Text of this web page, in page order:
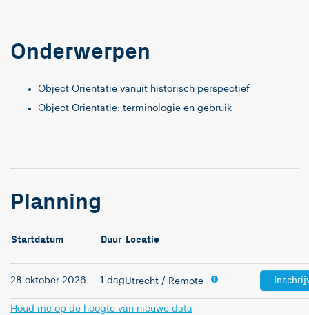
Onderwerpen
Object Orientatie vanuit historisch perspectief
Object Orientatie: terminologie en gebruik
Planning
Startdatum Duur Locatie
28 oktober 2026 1 dagUtrecht / Remote
Houd me op de hoogte van nieuwe data